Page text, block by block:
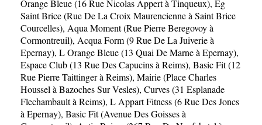
Orange Bleue (16 Rue Nicolas Appert à Tinqueux), Eg
Saint Brice (Rue De La Croix Maurencienne à Saint Brice
Courcelles), Aqua Moment (Rue Pierre Beregovoy à
Cormontreuil), Acqua Form (9 Rue De La Juiverie à
Epernay), L Orange Bleue (13 Quai De Marne à Epernay),
Espace Club (13 Rue Des Capucins à Reims), Basic Fit (12
Rue Pierre Taittinger à Reims), Mairie (Place Charles
Houssel à Bazoches Sur Vesles), Curves (31 Esplanade
Flechambault à Reims), L Appart Fitness (6 Rue Des Joncs
à Epernay), Basic Fit (Avenue Des Goisses à